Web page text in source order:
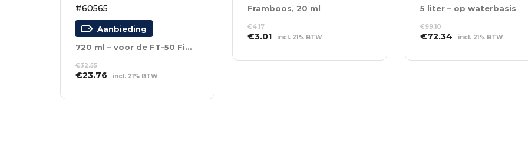
#60565
Aanbieding
720 ml – voor de FT-50 Fire Training-machine
€32.55
Oorspronkelijke
was:
€23.76 Huidige
is:
incl. 21% BTW
WINKELWAGEN
Framboos, 20 ml
€4.17
Oorspronkelijke
was:
€3.01Huidige
is:
incl. 21% BTW
WINKELWAGEN
5 liter – op waterbasis
€99.10
Oorspronkelijke
was:
€72.34Huidige
is:
incl. 21% BTW
WINKELWAGEN